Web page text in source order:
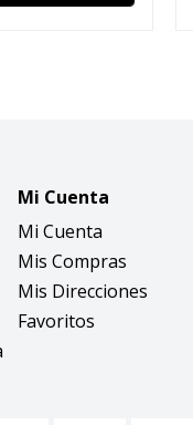
Mi Cuenta
Mi Cuenta
Mis Compras
Mis Direcciones
Favoritos